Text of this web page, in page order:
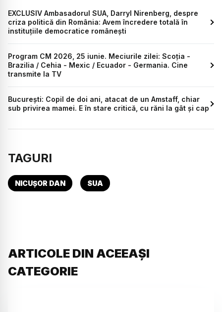
EXCLUSIV Ambasadorul SUA, Darryl Nirenberg, despre
criza politică din România: Avem încredere totală în
instituțiile democratice românești
Program CM 2026, 25 iunie. Meciurile zilei: Scoția -
Brazilia / Cehia - Mexic / Ecuador - Germania. Cine
transmite la TV
București: Copil de doi ani, atacat de un Amstaff, chiar
sub privirea mamei. E în stare critică, cu răni la gât și cap
TAGURI
NICUȘOR DAN SUA
ARTICOLE DIN ACEEAȘI
CATEGORIE